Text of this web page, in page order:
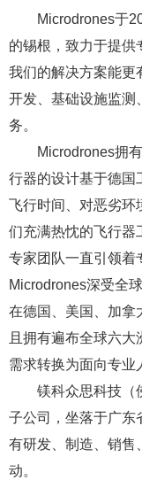
Microdrones于
的锡根，致力于提供
我们的解决方案能更
开发、基础设施监测
务。
Microdrones拥
行器的设计基于德国
飞行时间、对恶劣环
们充满热忱的飞行器
专家团队一直引领着
Microdrones深受全
在德国、美国、加拿
且拥有遍布全球六
需求转换为面向专业
镁科众思科技（
子公司，坐落于广东
有研发、制造、销售
动。